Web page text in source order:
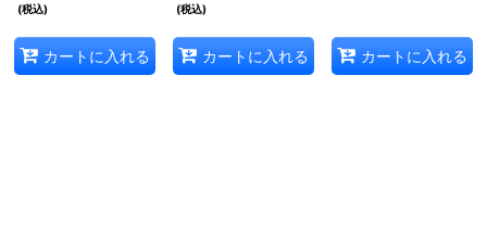
(税込)
カートに入れる
(税込)
カートに入れる カートに入れる